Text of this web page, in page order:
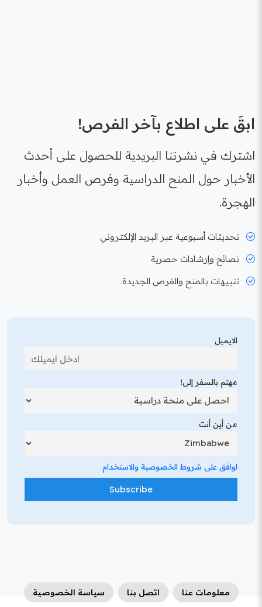
ابقَ على اطلاع بآخر الفرص!
اشترك في نشرتنا البريدية للحصول على أحدث
الأخبار حول المنح الدراسية وفرص العمل وأخبار
الهجرة.
تحديثات أسبوعية عبر البريد الإلكتروني
نصائح وإرشادات حصرية
تنبيهات بالمنح والفرص الجديدة
الايميل
مهتم بالسفر إلى!
من أين أنت
اوافق على شروط الخصوصية والاستخدام
معلومات عنا اتصل بنا سياسة الخصوصية